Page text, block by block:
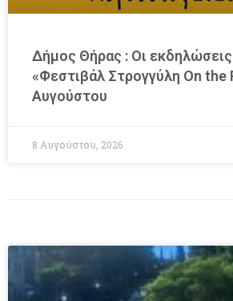
Δήμος Θήρας : Οι
«Φεστιβάλ Στρογγύλη On the
Αυγούστου
8 Αυγούστου, 2026